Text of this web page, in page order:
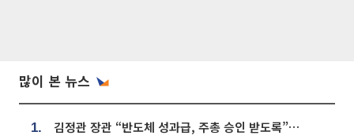
많이 본 뉴스
1. 김정관 장관 “반도체 성과급, 주총 승인 받도록”…상법·자본시장법 개정 시사